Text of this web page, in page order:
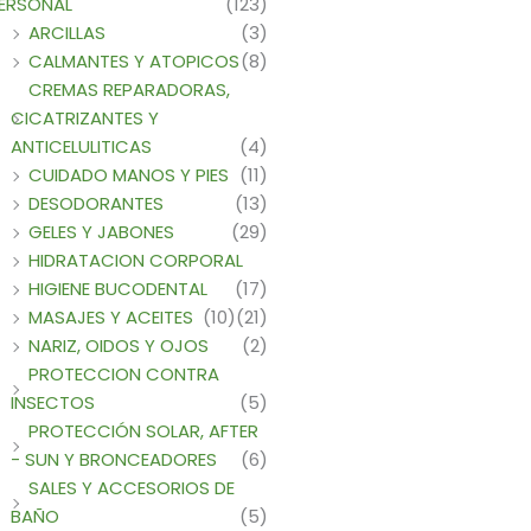
ARCILLAS
(3)
CALMANTES Y ATOPICOS(8)
CREMAS REPARADORAS,
CICATRIZANTES Y
ANTICELULITICAS
(4)
CUIDADO MANOS Y PIES (11)
DESODORANTES
(13)
GELES Y JABONES
(29)
HIDRATACION CORPORAL
(17)
HIGIENE BUCODENTAL
(21)
MASAJES Y ACEITES (10)
NARIZ, OIDOS Y OJOS
(2)
PROTECCION CONTRA
INSECTOS
(5)
PROTECCIÓN SOLAR, AFTER
- SUN Y BRONCEADORES
(6)
SALES Y ACCESORIOS DE
BAÑO
(5)